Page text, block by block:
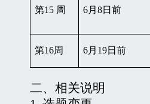
第15 周 6月 8日前
第16周 6月 19日前
二、 相关说明